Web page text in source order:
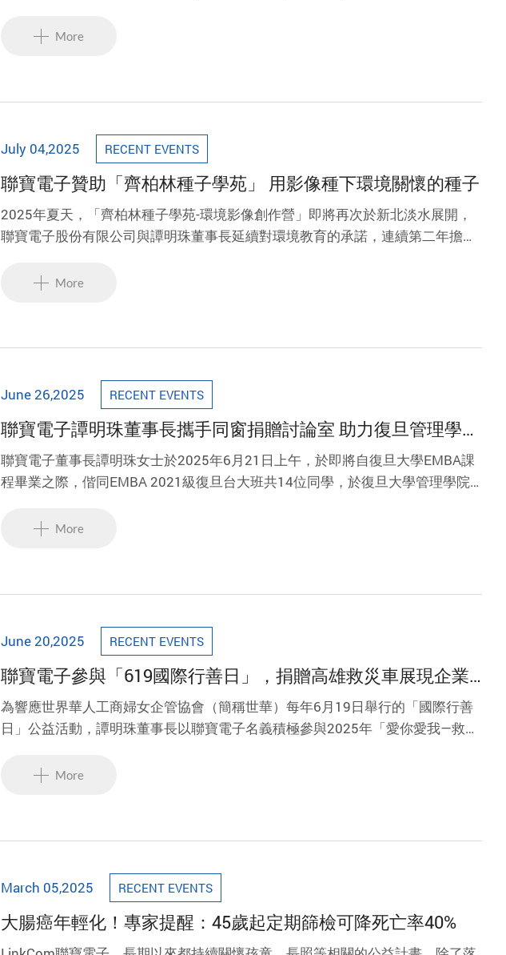
“Who Is Prone to Hepatitis B? How to Prevent and Treat It?”
More
July 04,2025 RECENT EVENTS
聯寶電子贊助「齊柏林種子學苑」 用影像種下環境關懷的種子
2025年夏天，「齊柏林種子學苑-環境影像創作營」即將再次於新北淡水展開，
聯寶電子股份有限公司與譚明珠董事長延續對環境教育的承諾，連續第二年擔任
More
June 26,2025 RECENT EVENTS
聯寶電子譚明珠董事長攜手同窗捐贈討論室 助力復旦管理學院
永續發展
聯寶電子董事長譚明珠女士於2025年6月21日上午，於即將自復旦大學EMBA課
程畢業之際，偕同EMBA 2021級復旦台大班共14位同學，於復旦大學管理學院
岸、融合知識與情誼的學習歷程。
More
June 20,2025 RECENT EVENTS
聯寶電子參與「619國際行善日」，捐贈高雄救災車展現企業
大愛精神
為響應世界華人工商婦女企管協會（簡稱世華）每年6月19日舉行的「國際行善
日」公益活動，譚明珠董事長以聯寶電子名義積極參與2025年「愛你愛我—救護
現企業責任與大愛精神。
More
March 05,2025 RECENT EVENTS
大腸癌年輕化！專家提醒：45歲起定期篩檢可降死亡率40%